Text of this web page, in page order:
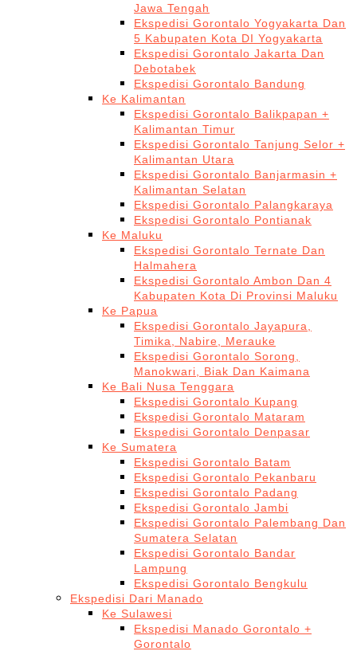
Jawa Tengah
Ekspedisi Gorontalo Yogyakarta Dan
5 Kabupaten Kota DI Yogyakarta
Ekspedisi Gorontalo Jakarta Dan
Debotabek
Ekspedisi Gorontalo Bandung
Ke Kalimantan
Ekspedisi Gorontalo Balikpapan +
Kalimantan Timur
Ekspedisi Gorontalo Tanjung Selor +
Kalimantan Utara
Ekspedisi Gorontalo Banjarmasin +
Kalimantan Selatan
Ekspedisi Gorontalo Palangkaraya
Ekspedisi Gorontalo Pontianak
Ke Maluku
Ekspedisi Gorontalo Ternate Dan
Halmahera
Ekspedisi Gorontalo Ambon Dan 4
Kabupaten Kota Di Provinsi Maluku
Ke Papua
Ekspedisi Gorontalo Jayapura,
Timika, Nabire, Merauke
Ekspedisi Gorontalo Sorong,
Manokwari, Biak Dan Kaimana
Ke Bali Nusa Tenggara
Ekspedisi Gorontalo Kupang
Ekspedisi Gorontalo Mataram
Ekspedisi Gorontalo Denpasar
Ke Sumatera
Ekspedisi Gorontalo Batam
Ekspedisi Gorontalo Pekanbaru
Ekspedisi Gorontalo Padang
Ekspedisi Gorontalo Jambi
Ekspedisi Gorontalo Palembang Dan
Sumatera Selatan
Ekspedisi Gorontalo Bandar
Lampung
Ekspedisi Gorontalo Bengkulu
Ekspedisi Dari Manado
Ke Sulawesi
Ekspedisi Manado Gorontalo +
Gorontalo